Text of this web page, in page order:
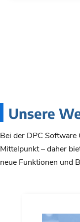
Unsere
Bei der DPC Software
Mittelpunkt – daher
neue Funktionen und